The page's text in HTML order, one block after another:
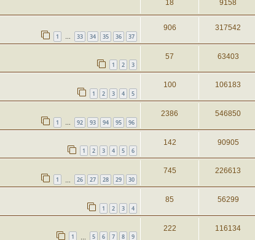
18 9158
1 … 33 34 35 36 37
906 317542
1 2 3
57 63403
1 2 3 4 5
100 106183
1 … 92 93 94 95 96
2386 546850
1 2 3 4 5 6
142 90905
1 26 27 28 29 30
745 226613
1 2 3 4
85 56299
1 5 6 7 8 9
222 116134